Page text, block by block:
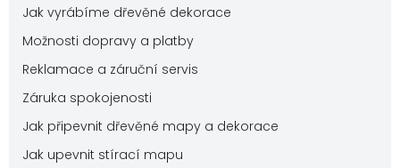
Jak vyrábíme dřevěné dekorace
Možnosti dopravy a platby
Reklamace a záruční servis
Záruka spokojenosti
Jak připevnit dřevěné mapy a dekorace
Jak upevnit stírací mapu